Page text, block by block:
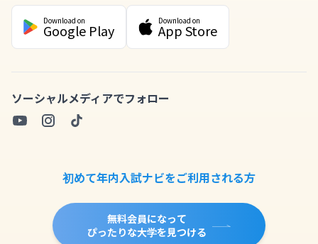
Download on
Google Play
Download on
App Store
ソーシャルメディアでフォロー
初めて年内入試ナビをご利用される方
無料会員になって
ぴったりな大学を見つける